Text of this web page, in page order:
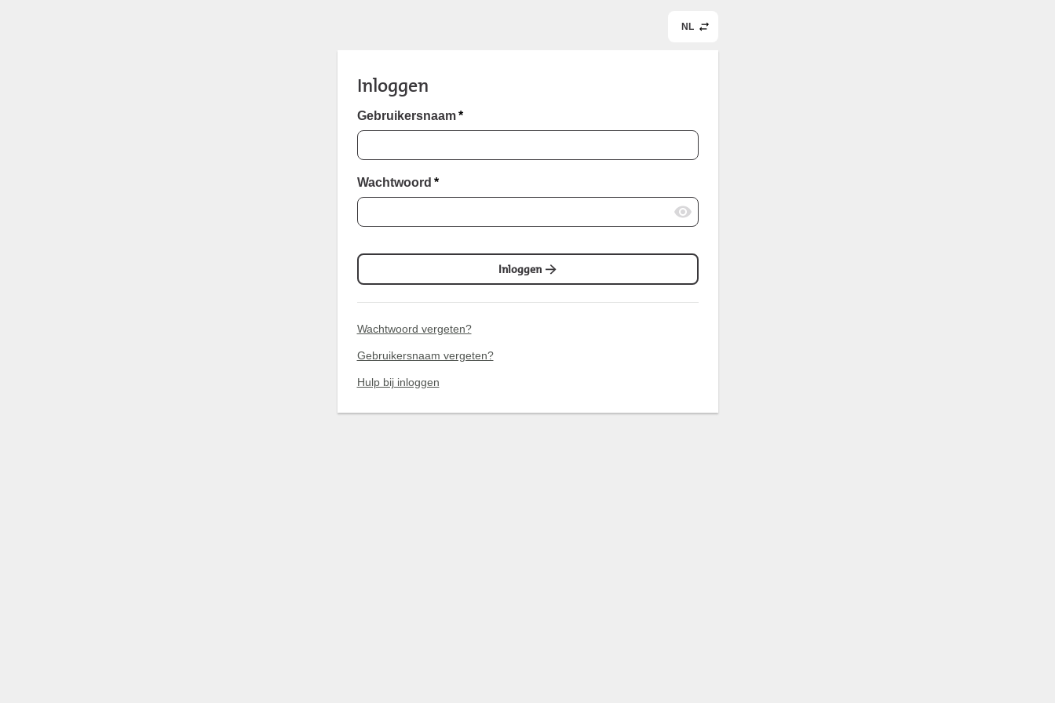
NL
Inloggen
Gebruikersnaam *
Wachtwoord *
Inloggen
Wachtwoord vergeten?
Gebruikersnaam vergeten?
Hulp bij inloggen